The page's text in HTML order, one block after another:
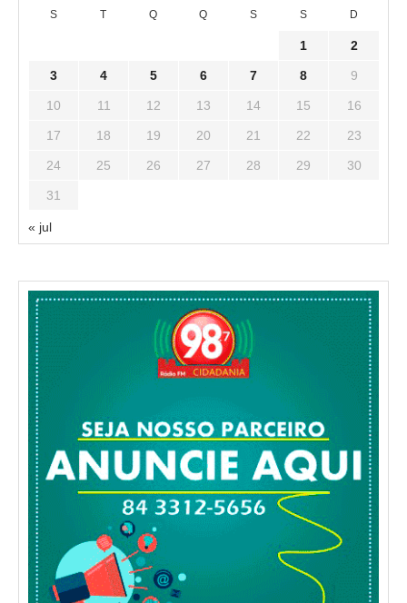
S T Q Q S S D
1 2
3 4 5 6 7 8 9
10 11 12 13 14 15 16
17 18 19 20 21 22 23
24 25 26 27 28 29 30
31
« jul